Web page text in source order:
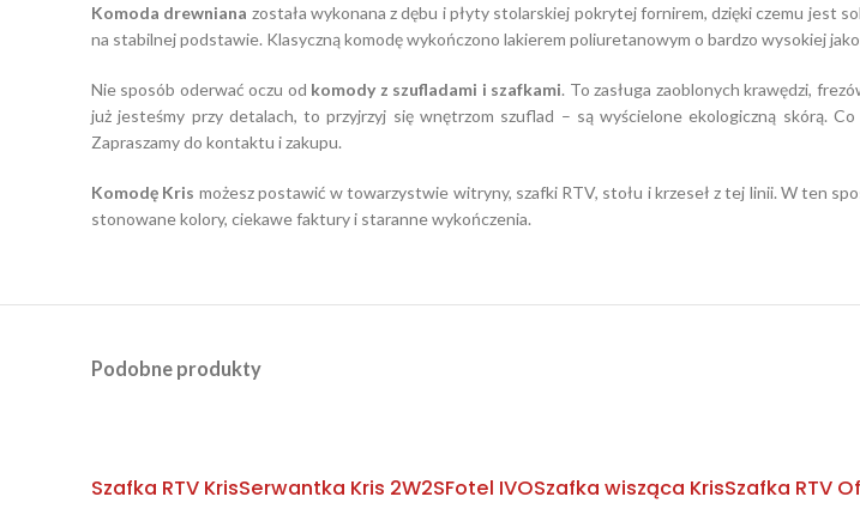
Komoda drewniana została wykonana z dębu i płyty stolarskiej pokrytej fornirem, dzięki czemu jest
na stabilnej podstawie. Klasyczną komodę wykończono lakierem poliuretanowym o bardzo wysokiej
Nie sposób oderwać oczu od komody z szufladami i szafkami. To zasługa zaoblonych krawędzi,
już jesteśmy przy detalach, to przyjrzyj się wnętrzom szuflad – są wyścielone ekologiczną skórą.
Zapraszamy do kontaktu i zakupu.
Komodę Kris możesz postawić w towarzystwie witryny, szafki RTV, stołu i krzeseł z tej linii. W ten
stonowane kolory, ciekawe faktury i staranne wykończenia.
Podobne produkty
Szafka RTV KrisSerwantka Kris 2W2SFotel IVOSzafka wisząca KrisSzafka RTV